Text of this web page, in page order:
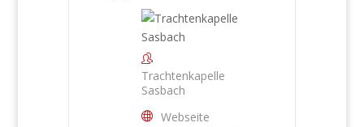
Trachtenkapelle
Sasbach
Webseite